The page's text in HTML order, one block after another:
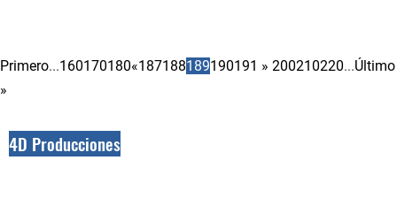
Primero...160170180«187188189190191 » 200210220...Último
»
4D Producciones